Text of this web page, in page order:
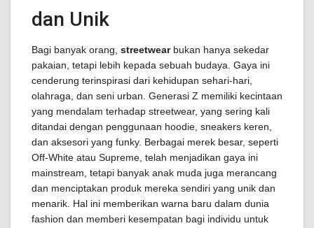
dan Unik
Bagi banyak orang, streetwearbukan hanya sekedar
pakaian, tetapi lebih kepada sebuah budaya. Gaya ini
cenderung terinspirasi dari kehidupan sehari-hari,
olahraga, dan seni urban. Generasi Z memiliki kecintaan
yang mendalam terhadap streetwear, yang sering kali
ditandai dengan penggunaan hoodie, sneakers keren,
dan aksesori yang funky. Berbagai merek besar, seperti
Off-White atau Supreme, telah menjadikan gaya ini
mainstream, tetapi banyak anak muda juga merancang
dan menciptakan produk mereka sendiri yang unik dan
menarik. Hal ini memberikan warna baru dalam dunia
fashion dan memberi kesempatan bagi individu untuk